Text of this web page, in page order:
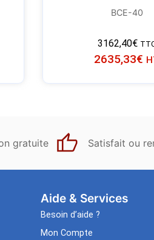
BCE-40
3162,40€
2635,33€
gratuite Satisfait ou
Aide & Services​
Besoin d’aide ?
Mon Compte